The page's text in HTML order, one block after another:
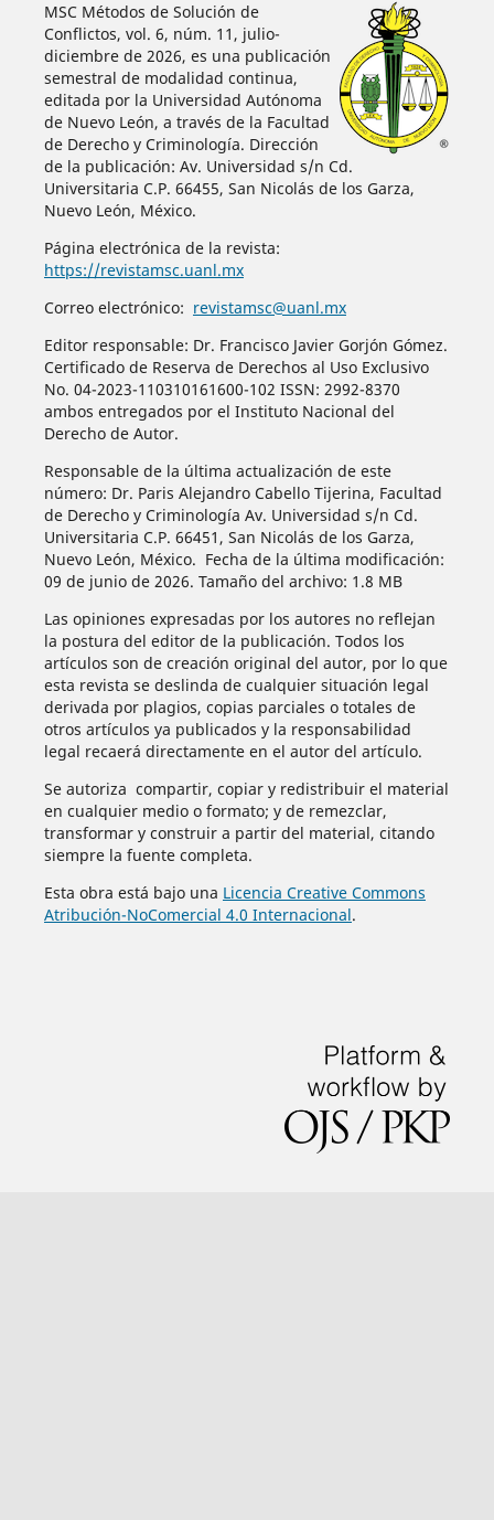
MSC Métodos de Solución de
Conflictos, vol. 6, núm. 11, julio-
diciembre de 2026, es una publicación
semestral de modalidad continua,
editada por la Universidad Autónoma
de Nuevo León, a través de la Facultad
de Derecho y Criminología. Dirección
de la publicación: Av. Universidad s/n Cd.
Universitaria C.P. 66455, San Nicolás de los Garza,
Nuevo León, México.
Página electrónica de la revista:
https://revistamsc.uanl.mx
Correo electrónico: revistamsc@uanl.mx
Editor responsable: Dr. Francisco Javier Gorjón Gómez.
Certificado de Reserva de Derechos al Uso Exclusivo
No. 04-2023-110310161600-102 ISSN: 2992-8370
ambos entregados por el Instituto Nacional del
Derecho de Autor.
Responsable de la última actualización de este
número: Dr. Paris Alejandro Cabello Tijerina, Facultad
de Derecho y Criminología Av. Universidad s/n Cd.
Universitaria C.P. 66451, San Nicolás de los Garza,
Nuevo León, México. Fecha de la última modificación:
09 de junio de 2026. Tamaño del archivo: 1.8 MB
Las opiniones expresadas por los autores no reflejan
la postura del editor de la publicación. Todos los
artículos son de creación original del autor, por lo que
esta revista se deslinda de cualquier situación legal
derivada por plagios, copias parciales o totales de
otros artículos ya publicados y la responsabilidad
legal recaerá directamente en el autor del artículo.
Se autoriza compartir, copiar y redistribuir el material
en cualquier medio o formato; y de remezclar,
transformar y construir a partir del material, citando
siempre la fuente completa.
Esta obra está bajo una Licencia Creative Commons
Atribución-NoComercial 4.0 Internacional.